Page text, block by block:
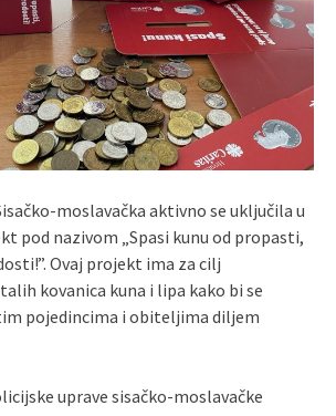
moslavačka aktivno se uključila u
pod nazivom „Spasi kunu od propasti,
Ovaj projekt ima za cilj
kovanica kuna i lipa kako bi se
pojedincima i obiteljima diljem
uprave sisačko-moslavačke